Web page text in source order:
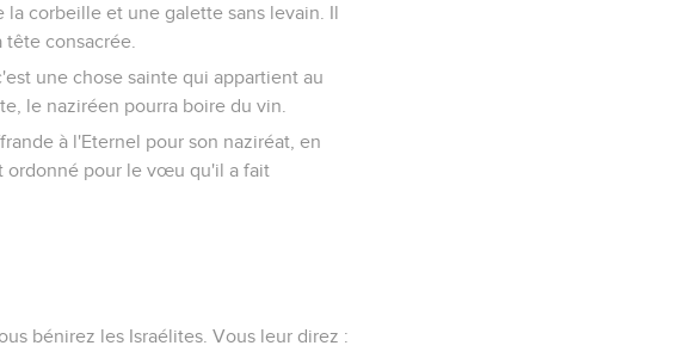
la corbeille et une galette sans levain. Il
consacrée.
une chose sainte qui appartient au
le naziréen pourra boire du vin.
à l'Eternel pour son naziréat, en
ordonné pour le vœu qu'il a fait
bénirez les Israélites. Vous leur direz :